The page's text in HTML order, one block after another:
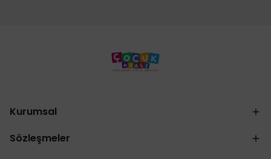
Kurumsal
Sözleşmeler